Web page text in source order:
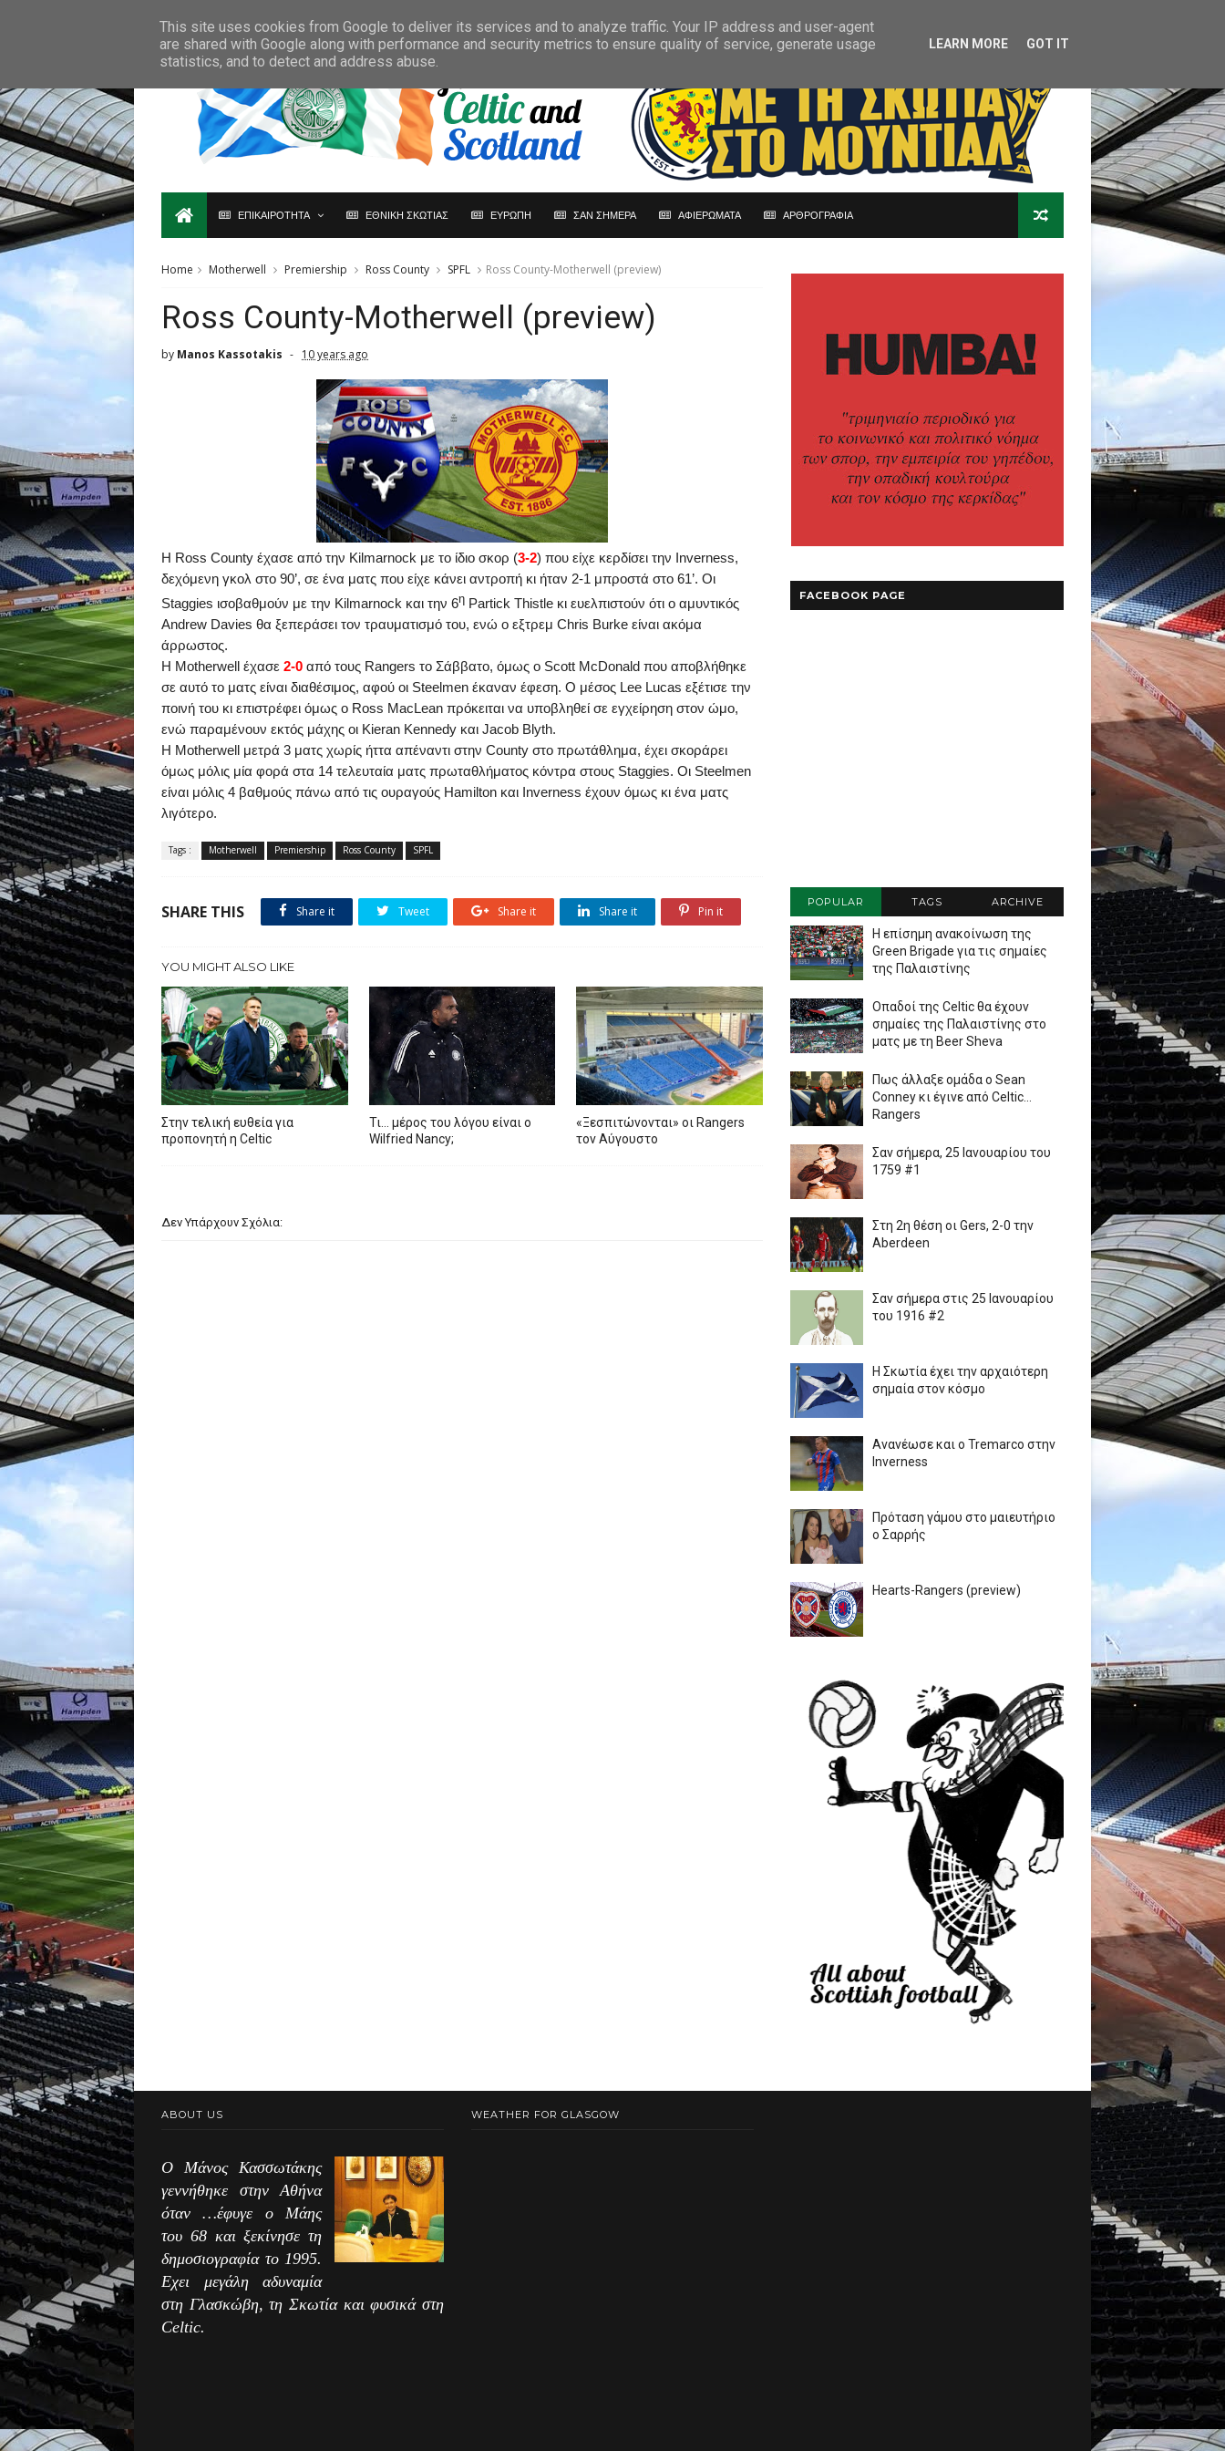
ΕΠΙΚΑΙΡΟΤΗΤΑ ΕΘΝΙΚΗ ΣΚΩΤΙΑΣ ΕΥΡΩΠΗ ΣΑΝ ΣΗΜΕΡΑ ΑΦΙΕΡΩΜΑΤΑ ΑΡΘΡΟΓΡΑΦΙΑ
Home Motherwell Premiership Ross County SPFL Ross County-Motherwell (preview)
Ross County-Motherwell (preview)
by Manos Kassotakis 10 years ago
H Ross County έχασε από την Kilmarnock με το ίδιο σκορ (3-2) που είχε κερδίσει την Inverness,
δεχόμενη γκολ στο 90’, σε ένα ματς που είχε κάνει αντροπή κι ήταν 2-1 μπροστά στο 61’. Οι
Staggies ισοβαθμούν με την Kilmarnock και την 6η Partick Thistle κι ευελπιστούν ότι ο αμυντικός
Andrew Davies θα ξεπεράσει τον τραυματισμό του, ενώ ο εξτρεμ Chris Burke είναι ακόμα
άρρωστος.
H Motherwell έχασε 2-0 από τους Rangers το Σάββατο, όμως ο Scott McDonald που αποβλήθηκε
σε αυτό το ματς είναι διαθέσιμος, αφού οι Steelmen έκαναν έφεση. Ο μέσος Lee Lucas εξέτισε την
ποινή του κι επιστρέφει όμως ο Ross MacLean πρόκειται να υποβληθεί σε εγχείρηση στον ώμο,
ενώ παραμένουν εκτός μάχης οι Kieran Kennedy και Jacob Blyth.
Η Motherwell μετρά 3 ματς χωρίς ήττα απέναντι στην County στο πρωτάθλημα, έχει σκοράρει
όμως μόλις μία φορά στα 14 τελευταία ματς πρωταθλήματος κόντρα στους Staggies. Oι Steelmen
είναι μόλις 4 βαθμούς πάνω από τις ουραγούς Hamilton και Inverness έχουν όμως κι ένα ματς
λιγότερο.
Tags : Motherwell Premiership Ross County SPFL
SHARE THIS Share it Tweet Share it Share it Pin it
YOU MIGHT ALSO LIKE
Στην τελική ευθεία για
προπονητή η Celtic
Τι… μέρος του λόγου είναι ο
Wilfried Nancy;
«Ξεσπιτώνονται» οι Rangers
τον Αύγουστο
Δεν Υπάρχουν Σχόλια:
FACEBOOK PAGE
POPULAR TAGS ARCHIVE
Η επίσημη ανακοίνωση της
Green Brigade για τις σημαίες
της Παλαιστίνης
Οπαδοί της Celtic θα έχουν
σημαίες της Παλαιστίνης στο
ματς με τη Beer Sheva
Πως άλλαξε ομάδα ο Sean
Conney κι έγινε από Celtic...
Rangers
Σαν σήμερα, 25 Ιανουαρίου του
1759 #1
Στη 2η θέση οι Gers, 2-0 την
Aberdeen
Σαν σήμερα στις 25 Ιανουαρίου
του 1916 #2
Η Σκωτία έχει την αρχαιότερη
σημαία στον κόσμο
Ανανέωσε και ο Tremarco στην
Inverness
Πρόταση γάμου στο μαιευτήριο
ο Σαρρής
Hearts-Rangers (preview)
ABOUT US
Ο Μάνος Κασσωτάκης
γεννήθηκε στην Αθήνα
όταν …έφυγε ο Μάης
του 68 και ξεκίνησε τη
δημοσιογραφία το 1995.
Εχει μεγάλη αδυναμία
στη Γλασκώβη, τη Σκωτία και φυσικά στη
Celtic.
WEATHER FOR GLASGOW
This site uses cookies from Google to deliver its services and to analyze traffic. Your IP address and user-agent
are shared with Google along with performance and security metrics to ensure quality of service, generate usage
statistics, and to detect and address abuse.
LEARN MORE GOT IT